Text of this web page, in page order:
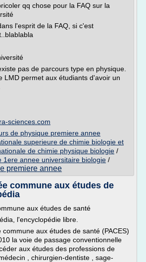
qq chose pour la FAQ sur la
l'esprit de la FAQ, si c'est
pas de parcours type en physique.
LMD permet aux étudiants d'avoir un
sciences.com
de physique premiere annee
superieure de chimie biologie et
de chimie physique biologie /
1ere annee universitaire biologie /
premiere annee
commune aux études de
aux études de santé
l'encyclopédie libre.
aux études de santé (PACES)
la voie de passage conventionnelle
aux études des professions de
, chirurgien-dentiste , sage-